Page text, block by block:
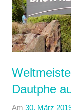
Dautphe
Am 30. März